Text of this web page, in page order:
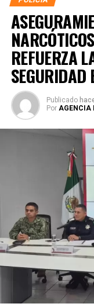
La coordinación
operativo en
hechos delictivos.
revisiones
vehiculares,
y puntos de alta
REFUERZA
SEGURIDAD
Publicado
Por AGENCIA